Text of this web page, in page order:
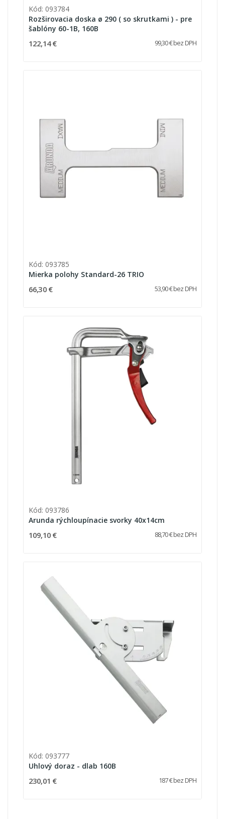
Kód: 093784
Rozširovacia doska ø 290 ( so skrutkami ) - pre
šablóny 60-1B, 160B
122,14 € 99,30 € bez DPH
Kód: 093785
Mierka polohy Standard-26 TRIO
66,30 € 53,90 € bez DPH
Kód: 093786
Arunda rýchloupínacie svorky 40x14cm
109,10 € 88,70 € bez DPH
Kód: 093777
Uhlový doraz - dlab 160B
230,01 € 187 € bez DPH